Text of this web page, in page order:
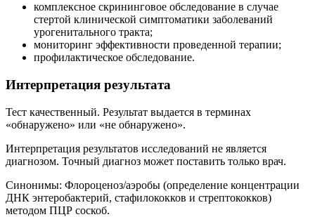
комплексное скрининговое обследование в случае
стертой клинической симптоматики заболеваний
урогенитального тракта;
мониторинг эффективности проведенной терапии;
профилактическое обследование.
Интерпретация результата
Тест качественный. Результат выдается в терминах
«обнаружено» или «не обнаружено».
Интерпретация результатов исследований не является
диагнозом. Точный диагноз может поставить только врач.
Синонимы: Флороценоз/аэробы (определение концентрации
ДНК энтеробактерий, стафилококков и стрептококков)
методом ПЦР соскоб.